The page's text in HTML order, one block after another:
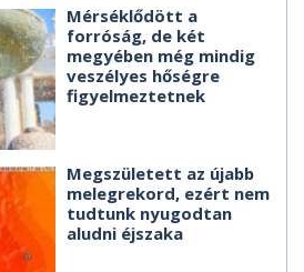
Mérséklődött a
forróság, de két
megyében még mindig
veszélyes hőségre
figyelmeztetnek
Megszületett az újabb
melegrekord, ezért nem
tudtunk nyugodtan
aludni éjszaka